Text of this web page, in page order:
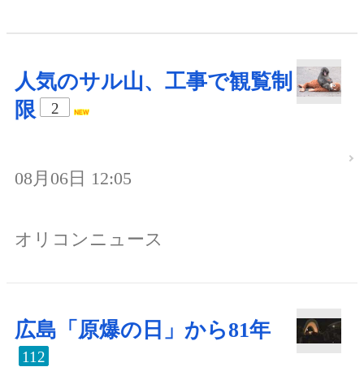
人気のサル山、工事で観覧制
限
2
08月06日 12:05
オリコンニュース
広島「原爆の日」から81年
112